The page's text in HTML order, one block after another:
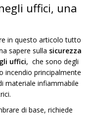
uffici, una
in questo articolo tutto
sapere sulla sicurezza
uffici, che sono degli
incendio principalmente
materiale infiammabile
di base, richiede